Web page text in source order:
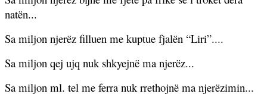
natën...
Sa miljon njerëz filluen me kuptue fjalën “Liri”....
Sa miljon qej ujq nuk shkyejnë ma njerëz...
Sa miljon ml. tel me ferra nuk rrethojnë ma njerëzimin...